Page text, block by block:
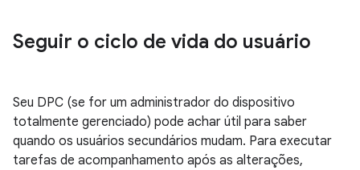
Seguir o ciclo de vida do usuário
Seu DPC (se for um administrador do dispositivo
totalmente gerenciado) pode achar útil para saber
quando os usuários secundários mudam. Para executar
tarefas de acompanhamento após as alterações,